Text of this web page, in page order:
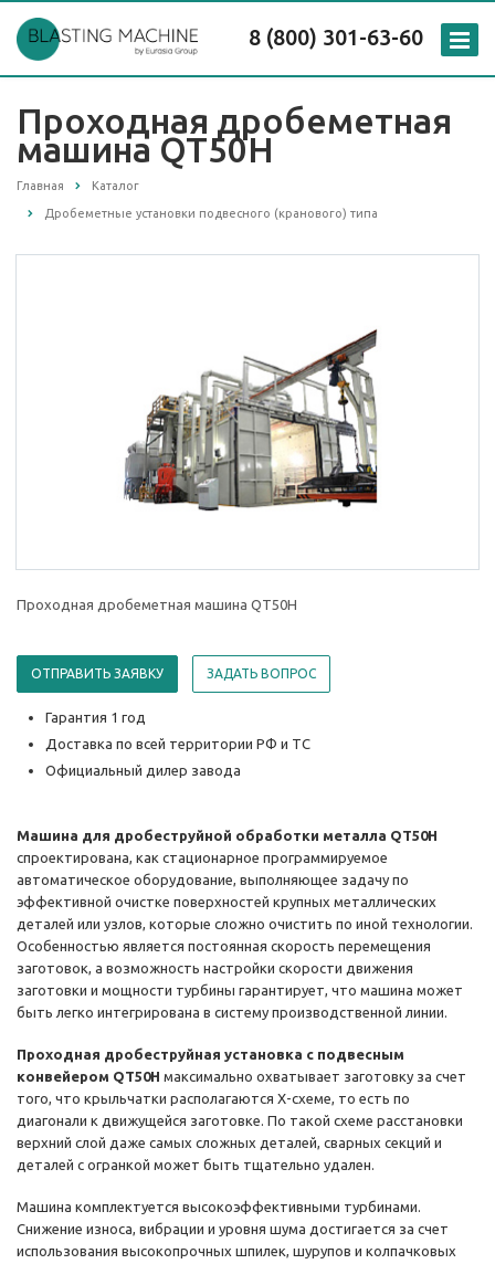
8 (800) 301-63-60
Проходная дробеметная
машина QT50H
Главная Каталог
Дробеметные установки подвесного (кранового) типа
Проходная дробеметная машина QT50H
ОТПРАВИТЬ ЗАЯВКУ ЗАДАТЬ ВОПРОС
Гарантия 1 год
Доставка по всей территории РФ и ТС
Официальный дилер завода
Машина для дробеструйной обработки металла QT50H
спроектирована, как стационарное программируемое
автоматическое оборудование, выполняющее задачу по
эффективной очистке поверхностей крупных металлических
деталей или узлов, которые сложно очистить по иной технологии.
Особенностью является постоянная скорость перемещения
заготовок, а возможность настройки скорости движения
заготовки и мощности турбины гарантирует, что машина может
быть легко интегрирована в систему производственной линии.
Проходная дробеструйная установка с подвесным
конвейером QT50H максимально охватывает заготовку за счет
того, что крыльчатки располагаются X-схеме, то есть по
диагонали к движущейся заготовке. По такой схеме расстановки
верхний слой даже самых сложных деталей, сварных секций и
деталей с огранкой может быть тщательно удален.
Машина комплектуется высокоэффективными турбинами.
Снижение износа, вибрации и уровня шума достигается за счет
использования высокопрочных шпилек, шурупов и колпачковых